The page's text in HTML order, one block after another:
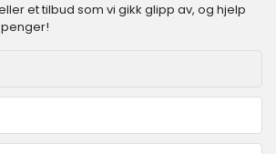
et tilbud som vi gikk glipp av, og hjelp